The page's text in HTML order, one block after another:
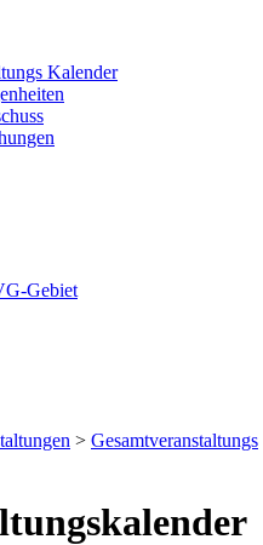
Kalender
Gebiet
> Gesamtveranstaltungs